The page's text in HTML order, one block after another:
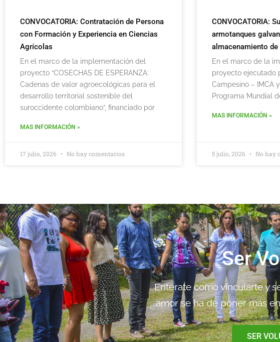
CONVOCATORIA: Contratación de Persona
con Formación y Experiencia en Ciencias
Agrícolas
En el marco de la implementación del
proyecto “COSECHAS DE ESPERANZA:
Cadenas de valor agroecológicas para el
desarrollo territorial sostenible del
suroccidente colombiano”, financiado por
MAS INFORMACIÓN »
17 julio, 2026 No hay comentarios
CONVOCATORIA:
armotanques
almacenamiento de
En el marco de la
proyecto ejecutado
Campesino – IMCA
Programa Mundial
MAS INFORMACIÓN »
5 julio, 2026 No hay
Ser
Enterate como vincularte y
amor se ha de poner más
SER